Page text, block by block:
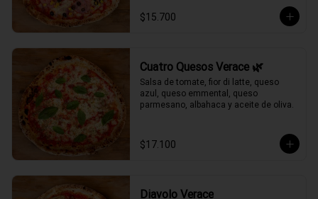
$15.700
Cuatro Quesos Verace 🌿
Salsa de tomate, fior di latte, queso
azul, queso emmental, queso
parmesano, albahaca y aceite de oliva.
$17.100
Diavolo Verace